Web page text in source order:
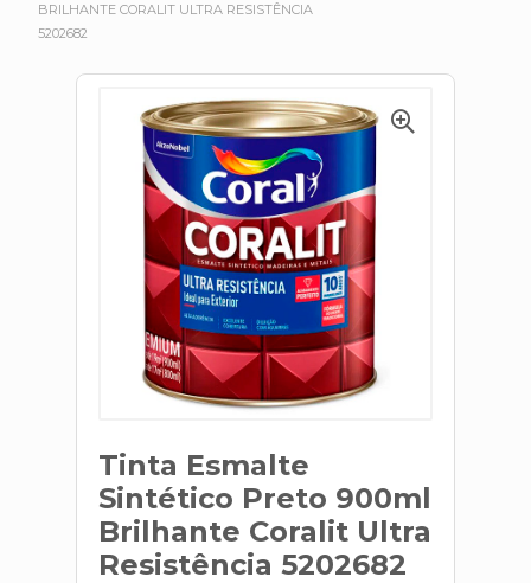
BRILHANTE CORALIT ULTRA RESISTÊNCIA
5202682
Tinta Esmalte
Sintético Preto 900ml
Brilhante Coralit Ultra
Resistência 5202682